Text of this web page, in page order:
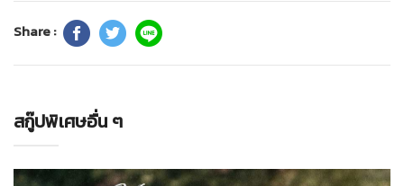
Share :
สกู๊ปพิเศษอื่น ๆ